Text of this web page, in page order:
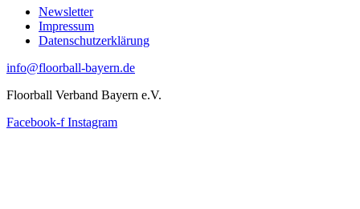
Newsletter
Impressum
Datenschutzerklärung
info@floorball-bayern.de
Floorball Verband Bayern e.V.
Facebook-f Instagram